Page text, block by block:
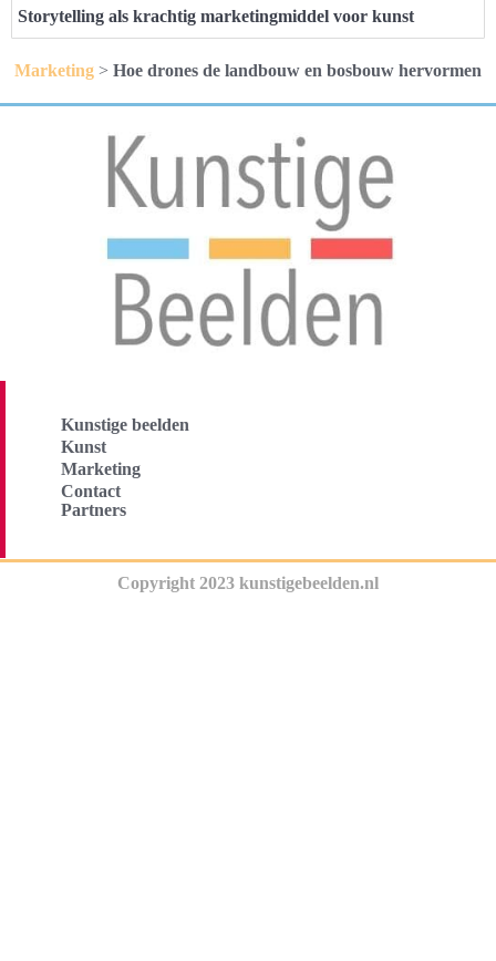
Storytelling als krachtig marketingmiddel voor kunst
Marketing > Hoe drones de landbouw en bosbouw hervormen
Kunstige beelden
Kunst
Marketing
Contact
Partners
Copyright 2023 kunstigebeelden.nl